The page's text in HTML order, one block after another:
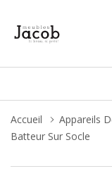
Accueil Appareils
Batteur Sur Socle